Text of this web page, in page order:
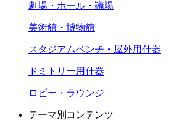
劇場・ホール・議場
美術館・博物館
スタジアムベンチ・屋外用什器
ドミトリー用什器
ロビー・ラウンジ
テーマ別コンテンツ